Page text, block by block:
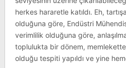
herkes hararetle katıldı. Eh,
olduğuna göre, Endüstri
verimlilik olduğuna göre,
toplulukta bir dönem,
olduğu tespiti yapıldı ve yine